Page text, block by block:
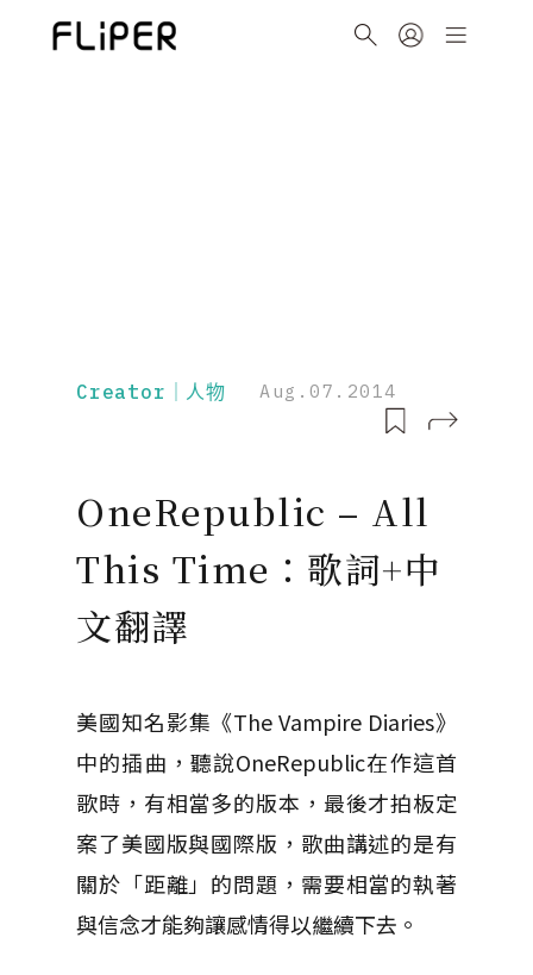
Creator｜人物 Aug.07.2014
OneRepublic – All
This Time：歌詞+中
文翻譯
美國知名影集《The Vampire Diaries》
中的插曲，聽說OneRepublic在作這首
歌時，有相當多的版本，最後才拍板定
案了美國版與國際版，歌曲講述的是有
關於「距離」的問題，需要相當的執著
與信念才能夠讓感情得以繼續下去。